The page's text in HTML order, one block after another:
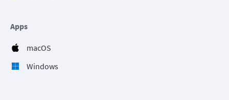
Apps
macOS
Windows